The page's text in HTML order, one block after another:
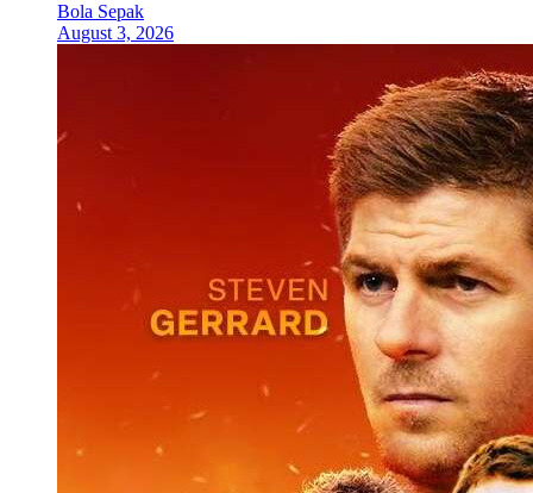
Bola Sepak
August 3, 2026